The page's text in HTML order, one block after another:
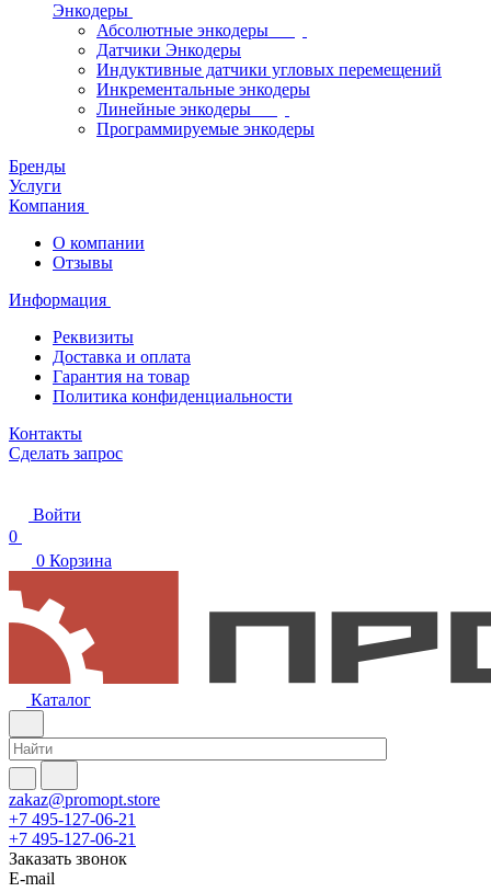
Энкодеры
Абсолютные энкодеры
Датчики Энкодеры
Индуктивные датчики угловых перемещений
Инкрементальные энкодеры
Линейные энкодеры
Программируемые энкодеры
Бренды
Услуги
Компания
О компании
Отзывы
Информация
Реквизиты
Доставка и оплата
Гарантия на товар
Политика конфиденциальности
Контакты
Сделать запрос
Войти
0
0 Корзина
Каталог
zakaz@promopt.store
+7 495-127-06-21
+7 495-127-06-21
Заказать звонок
E-mail